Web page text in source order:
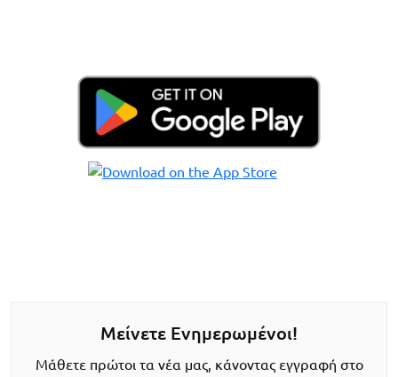
Μείνετε Ενημερωμένοι!
Μάθετε πρώτοι τα νέα μας, κάνοντας εγγραφή στο